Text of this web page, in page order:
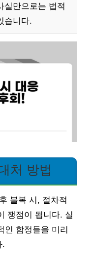
실만으로는 법적
습니다.
처 방법
불복 시, 절차적
쟁점이 됩니다. 실
인 함정들을 미리
.